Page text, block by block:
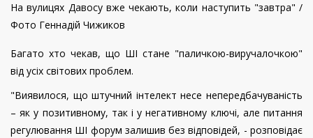
На вулицях Давосу вже чекають, коли наступить "завтра" /
Фото Геннадій Чижиков
Багато хто чекав, що ШІ стане "паличкою-виручалочкою"
від усіх світових проблем.
"Виявилося, що штучний інтелект несе непередбачуваність
– як у позитивному, так і у негативному ключі, але питання
регулювання ШІ форум залишив без відповідей, - розповідає